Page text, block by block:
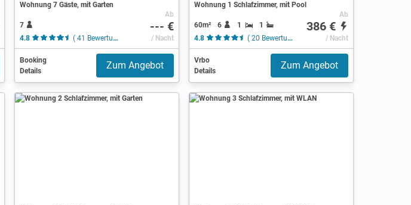
Wohnung 7 Gäste, mit Garten
7
4.8
( 41 Bewertungen )
Ab
--- €
/ Nacht
Booking
Details
Zum Angebot
Wohnung 1 Schlafzimmer, mit Pool
60m² 6 1
1
4.8
( 20 Bewertungen )
Ab
386 €
/ Nacht
Vrbo
Details
Zum Angebot